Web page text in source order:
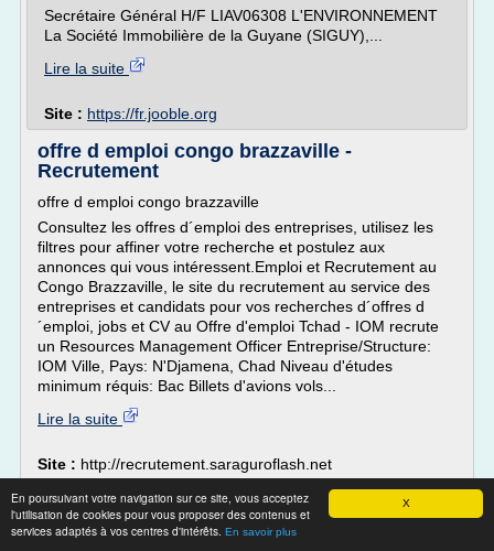
X
En poursuivant votre navigation sur ce site, vous acceptez
l'utilisation de cookies pour vous proposer des contenus et
services adaptés à vos centres d'intérêts. En savoir plus
Secrétaire Général H/F LIAV06308 L'ENVIRONNEMENT
La Société Immobilière de la Guyane (SIGUY),...
Lire la suite
Site : https://fr.jooble.org
offre d emploi congo brazzaville -
Recrutement
offre d emploi congo brazzaville
Consultez les offres d´emploi des entreprises, utilisez les
filtres pour affiner votre recherche et postulez aux
annonces qui vous intéressent.Emploi et Recrutement au
Congo Brazzaville, le site du recrutement au service des
entreprises et candidats pour vos recherches d´offres d
´emploi, jobs et CV au Offre d'emploi Tchad - IOM recrute
un Resources Management Officer Entreprise/Structure:
IOM Ville, Pays: N'Djamena, Chad Niveau d'études
minimum réquis: Bac Billets d'avions vols...
Lire la suite
Site : http://recrutement.saraguroflash.net
offre d'emploi secretaire paris/offre d'emploi
secretaire comptable paris/offre d'emploi secretaire comptable
/offre d'emploi secretaire niveau bac/